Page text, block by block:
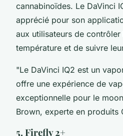
cannabinoïdes. Le DaVinci
apprécié pour son
aux utilisateurs de
température et de suivre
"Le DaVinci IQ2 est un
offre une expérience de
exceptionnelle pour le
Brown, experte en produits
5. Firefly 2+